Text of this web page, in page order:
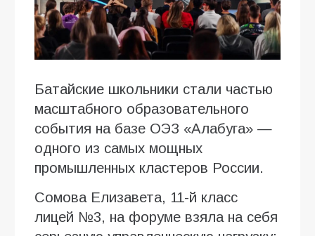
Батайские школьники стали частью
масштабного образовательного
события на базе ОЭЗ «Алабуга» —
одного из самых мощных
промышленных кластеров России.
Сомова Елизавета, 11-й класс
лицей №3, на форуме взяла на себя